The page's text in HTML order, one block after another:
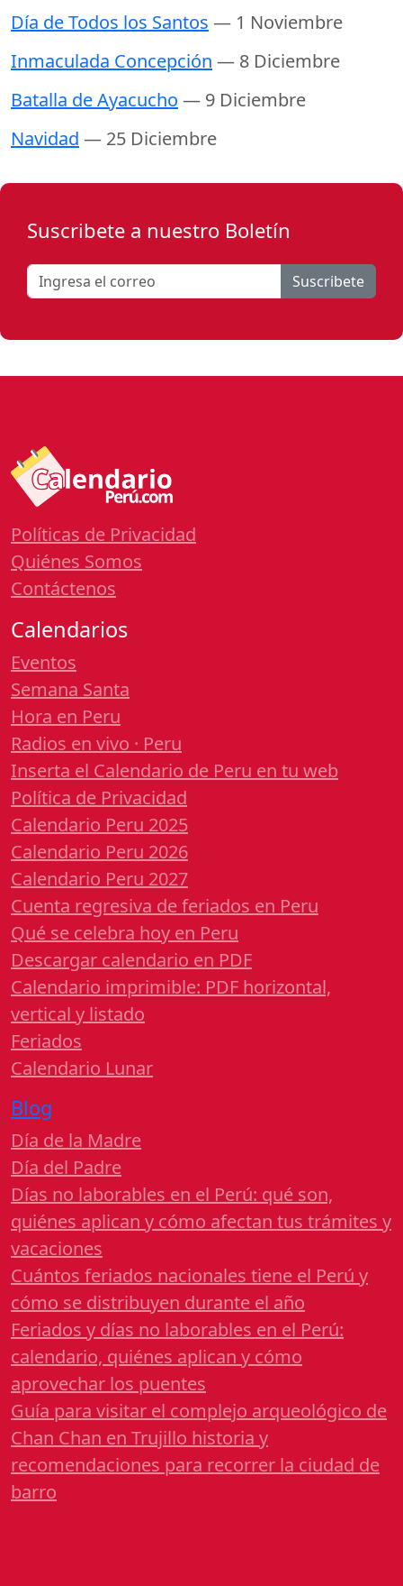
Día de Todos los Santos — 1 Noviembre
Inmaculada Concepción — 8 Diciembre
Batalla de Ayacucho — 9 Diciembre
Navidad — 25 Diciembre
Suscribete a nuestro Boletín
Suscribete
Políticas de Privacidad
Quiénes Somos
Contáctenos
Calendarios
Eventos
Semana Santa
Hora en Peru
Radios en vivo · Peru
Inserta el Calendario de Peru en tu web
Política de Privacidad
Calendario Peru 2025
Calendario Peru 2026
Calendario Peru 2027
Cuenta regresiva de feriados en Peru
Qué se celebra hoy en Peru
Descargar calendario en PDF
Calendario imprimible: PDF horizontal,
vertical y listado
Feriados
Calendario Lunar
Blog
Día de la Madre
Día del Padre
Días no laborables en el Perú: qué son,
quiénes aplican y cómo afectan tus trámites y
vacaciones
Cuántos feriados nacionales tiene el Perú y
cómo se distribuyen durante el año
Feriados y días no laborables en el Perú:
calendario, quiénes aplican y cómo
aprovechar los puentes
Guía para visitar el complejo arqueológico de
Chan Chan en Trujillo historia y
recomendaciones para recorrer la ciudad de
barro